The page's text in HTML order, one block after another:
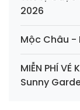
2026
Mộc Châu -
MIỄN PHÍ
Sunny